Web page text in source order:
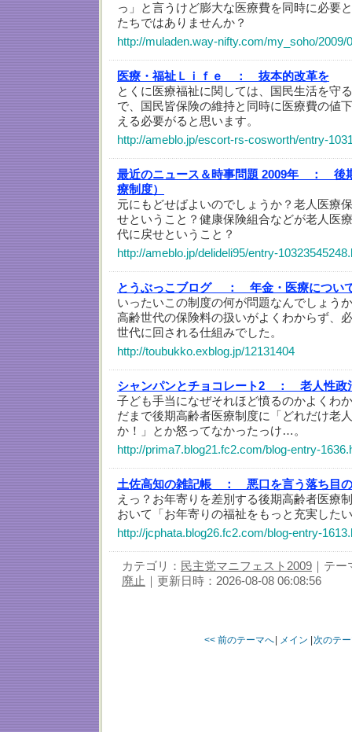
っ」と言うけど膨大な医療費を同時に必要
たちではありませんか？
http://muladen.way-nifty.com/my_soho/2009/
医療・福祉Ｌｉｆｅ ：
抜本的改革を
とくに医療福祉に関しては、国民生活を守
で、国民皆保険の維持と同時に医療費の値
える必要がると思います。
http://ameblo.jp/escort-rs-cosworth/entry-
最近のニュース＆時事問題 2009年 ：
後
療制度）
元にもどせばよいのでしょうか？老人医療
せということ？健康保険組合などが老人医
代に戻せということ？
http://ameblo.jp/delideli95/entry-
とうぶっこブログ ：
年金・医療につい
いったいこの制度の何が問題なんでしょう
高齢世代の保険料の扱いがよくわからず、
世代に回される仕組みでした。
http://toubukko.exblog.jp/12131404
シャンパンとチョコレート2 ：
老人性政
子ども手当になぜそれほど憤るのかよくわ
だまで後期高齢者医療制度に「どれだけ老
か！」とか怒ってなかったっけ…。
http://prima7.blog21.fc2.com/blog-entry-
土佐高知の雑記帳 ：
悪口を言う落ち目
えっ？お年寄りを差別する後期高齢者医療
おいて「お年寄りの福祉をもっと充実した
http://jcphata.blog26.fc2.com/blog-entry-
カテゴリ： 民主党マニフェスト2009 ｜テー
廃止 ｜更新日時：2026-08-08 06:08:56
<< 前のテーマへ メイン 次のテ